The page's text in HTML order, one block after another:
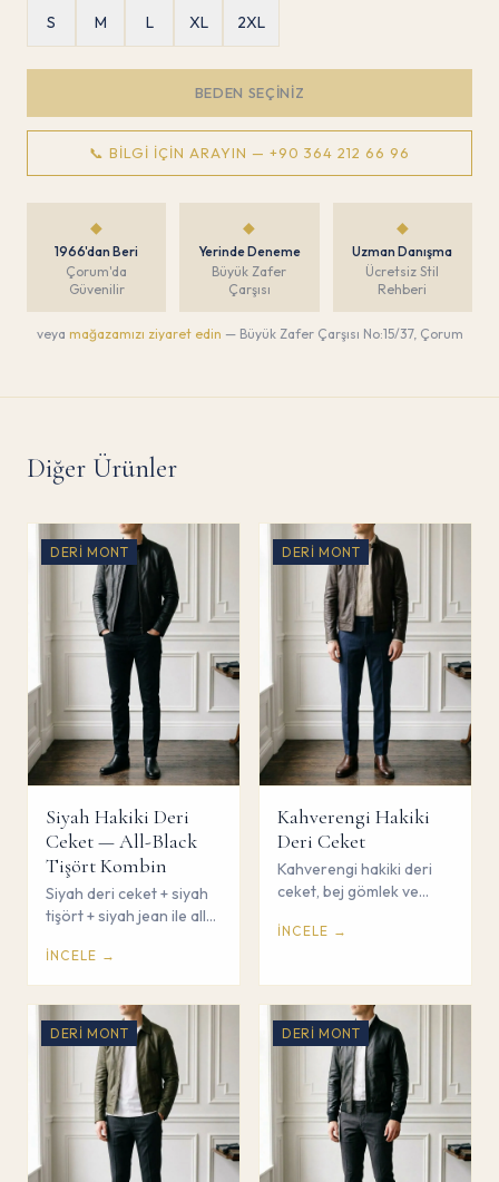
S M L XL 2XL
BEDEN SEÇINIZ
📞 BILGI İÇIN ARAYIN —+90 364 212 66 96
◆
1966'dan Beri
Çorum'da
Güvenilir
◆
Yerinde Deneme
Büyük Zafer
Çarşısı
◆
Uzman Danışma
Ücretsiz Stil
Rehberi
veya mağazamızı ziyaret edin — Büyük Zafer Çarşısı No:15/37, Çorum
Diğer Ürünler
DERI MONT
Siyah Hakiki Deri
Ceket — All-Black
Tişört Kombin
Siyah deri ceket + siyah
tişört + siyah jean ile all-
Çorum Savaş Giyim.
İNCELE →
DERI MONT
Kahverengi Hakiki
Deri Ceket
Kahverengi hakiki deri
ceket, bej gömlek ve
sıcak tonlarda kombin.
İNCELE →
DERI MONT DERI MONT